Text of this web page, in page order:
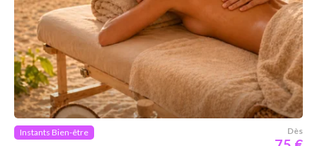
Instants Bien-être Dès